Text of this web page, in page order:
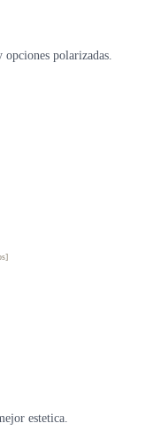
polarizadas.
estetica.